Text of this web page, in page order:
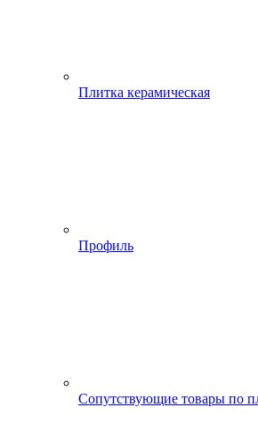
Плитка керамическая
Профиль
Сопутствующие товары по